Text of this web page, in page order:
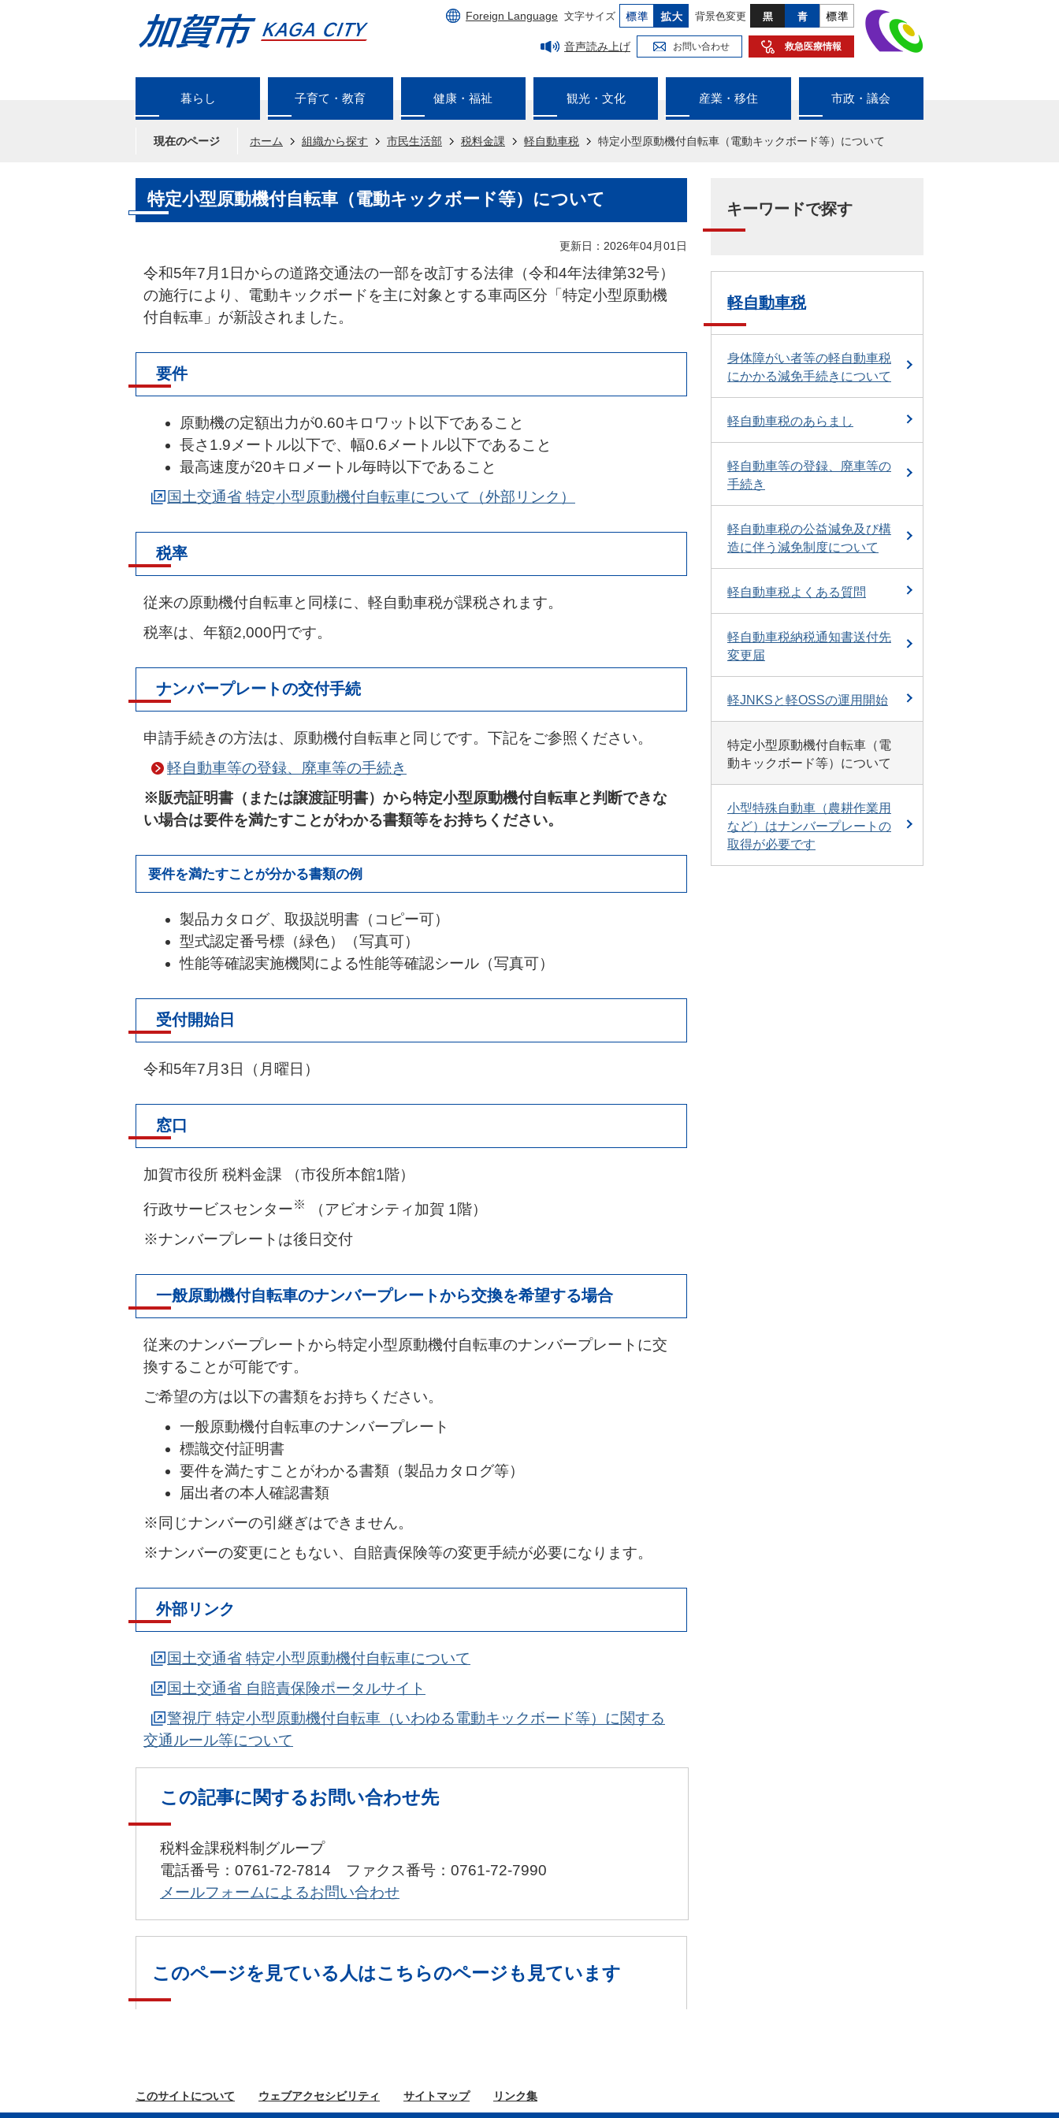
Foreign Language 文字サイズ 背景色変更
音声読み上げ お問い合わせ 救急医療情報
暮らし 子育て・教育 健康・福祉 観光・文化 産業・移住 市政・議会
現在のページ ホーム 組織から探す 市民生活部 税料金課 軽自動車税 特定小型原動機付自転車（電動キックボード等）について
特定小型原動機付自転車（電動キックボード等）について
更新日：2026年04月01日
令和5年7月1日からの道路交通法の一部を改訂する法律（令和4年法律第32号）
の施行により、電動キックボードを主に対象とする車両区分「特定小型原動機
付自転車」が新設されました。
要件
原動機の定額出力が0.60キロワット以下であること
長さ1.9メートル以下で、幅0.6メートル以下であること
最高速度が20キロメートル毎時以下であること
国土交通省 特定小型原動機付自転車について（外部リンク）
税率
従来の原動機付自転車と同様に、軽自動車税が課税されます。
税率は、年額2,000円です。
ナンバープレートの交付手続
申請手続きの方法は、原動機付自転車と同じです。下記をご参照ください。
軽自動車等の登録、廃車等の手続き
※販売証明書（または譲渡証明書）から特定小型原動機付自転車と判断できな
い場合は要件を満たすことがわかる書類等をお持ちください。
要件を満たすことが分かる書類の例
製品カタログ、取扱説明書（コピー可）
型式認定番号標（緑色）（写真可）
性能等確認実施機関による性能等確認シール（写真可）
受付開始日
令和5年7月3日（月曜日）
窓口
加賀市役所 税料金課 （市役所本館1階）
行政サービスセンター※
（アビオシティ加賀 1階）
※ナンバープレートは後日交付
一般原動機付自転車のナンバープレートから交換を希望する場合
従来のナンバープレートから特定小型原動機付自転車のナンバープレートに交
換することが可能です。
ご希望の方は以下の書類をお持ちください。
一般原動機付自転車のナンバープレート
標識交付証明書
要件を満たすことがわかる書類（製品カタログ等）
届出者の本人確認書類
※同じナンバーの引継ぎはできません。
※ナンバーの変更にともない、自賠責保険等の変更手続が必要になります。
外部リンク
国土交通省 特定小型原動機付自転車について
国土交通省 自賠責保険ポータルサイト
警視庁 特定小型原動機付自転車（いわゆる電動キックボード等）に関する
交通ルール等について
この記事に関するお問い合わせ先
税料金課税料制グループ
電話番号：0761-72-7814 ファクス番号：0761-72-7990
メールフォームによるお問い合わせ
このページを見ている人はこちらのページも見ています
キーワードで探す
軽自動車税
身体障がい者等の軽自動車税
にかかる減免手続きについて
軽自動車税のあらまし
軽自動車等の登録、廃車等の
手続き
軽自動車税の公益減免及び構
造に伴う減免制度について
軽自動車税よくある質問
軽自動車税納税通知書送付先
変更届
軽JNKSと軽OSSの運用開始
特定小型原動機付自転車（電
動キックボード等）について
小型特殊自動車（農耕作業用
など）はナンバープレートの
取得が必要です
このサイトについて ウェブアクセシビリティ サイトマップ リンク集